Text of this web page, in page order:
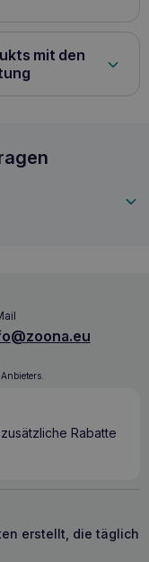
mit den
für Hunde
Rabatte
erstellt, die täglich